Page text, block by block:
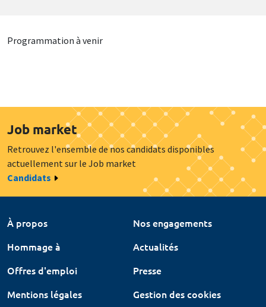
Programmation à venir
Job market
Retrouvez l'ensemble de nos candidats disponibles
actuellement sur le Job market
Candidats
À propos
Nos engagements
Hommage à
Actualités
Offres d'emploi
Presse
Mentions légales
Gestion des cookies